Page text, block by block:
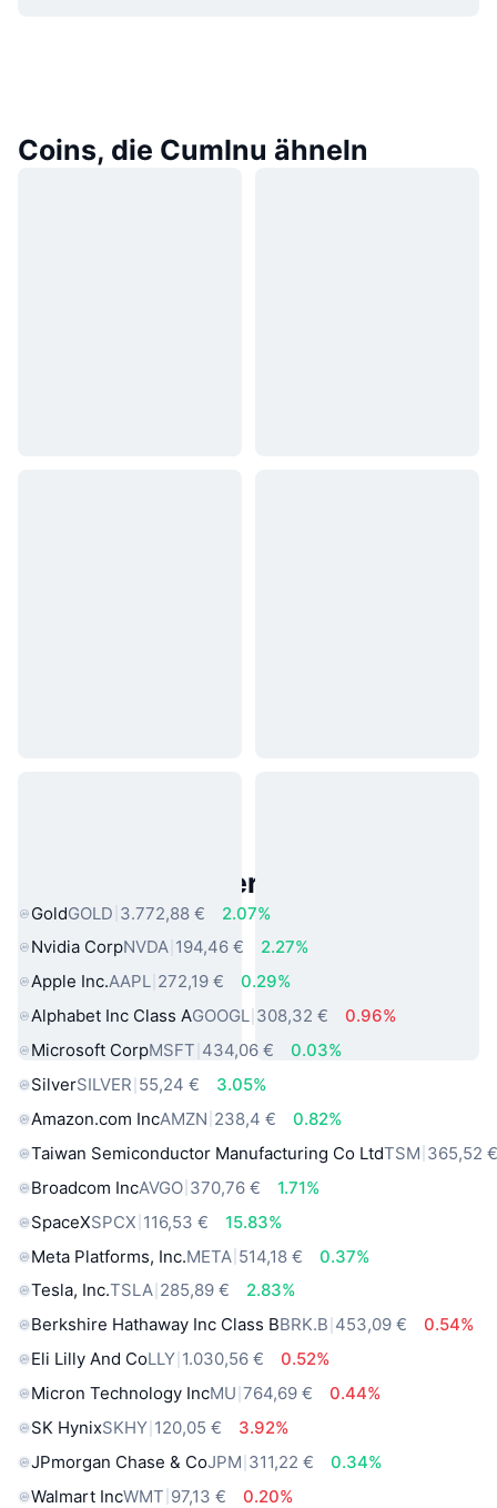
Coins, die CumInu ähneln
Beliebte reale Vermögenswerte
GoldGOLD 3.772,88 €
2.07%
Nvidia CorpNVDA 194,46 €
2.27%
Apple Inc.AAPL 272,19 €
0.29%
Alphabet Inc Class AGOOGL 308,32 €
0.96%
Microsoft CorpMSFT 434,06 €
0.03%
SilverSILVER 55,24 €
3.05%
Amazon.com IncAMZN 238,4 €
0.82%
Taiwan Semiconductor Manufacturing Co LtdTSM 365,52
Broadcom IncAVGO 370,76 €
1.71%
SpaceXSPCX 116,53 €
15.83%
Meta Platforms, Inc.META 514,18 €
0.37%
Tesla, Inc.TSLA 285,89 €
2.83%
Berkshire Hathaway Inc Class BBRK.B 453,09 €
0.54%
Eli Lilly And CoLLY 1.030,56 €
0.52%
Micron Technology IncMU 764,69 €
0.44%
SK HynixSKHY 120,05 €
3.92%
JPmorgan Chase & CoJPM 311,22 €
0.34%
Walmart IncWMT 97,13 € 0.20%